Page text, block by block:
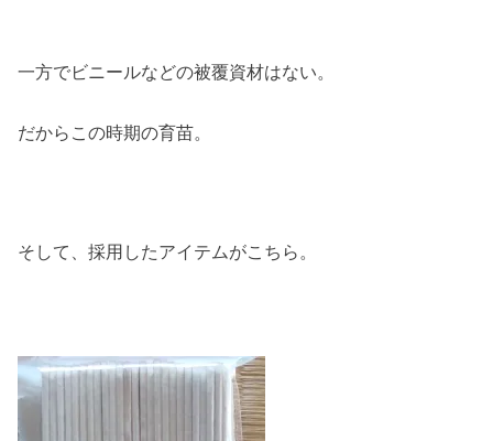
一方でビニールなどの被覆資材はない。
だからこの時期の育苗。
そして、採用したアイテムがこちら。